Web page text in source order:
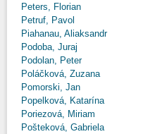
Peters, Florian
Petruf, Pavol
Piahanau, Aliaksandr
Podoba, Juraj
Podolan, Peter
Poláčková, Zuzana
Pomorski, Jan
Popelková, Katarína
Poriezová, Miriam
Pošteková, Gabriela